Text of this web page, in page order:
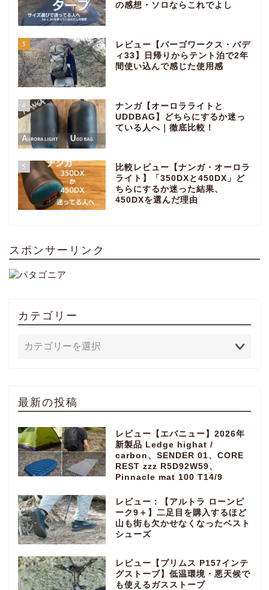
の感想・ソロならこれでよし
3
レビュー【パーゴワークス・バデ
ィ33】日帰りからテント泊で2年
間使い込んで感じた使用感
4
ナンガ【オーロラライトと
UDDBAG】どちらにするか迷っ
ている人へ｜徹底比較！
5
比較レビュー【ナンガ・オーロラ
ライト】「350DXと450DX」ど
ちらにするか迷った結果、
450DXを選んだ理由
スポンサーリンク
カテゴリー
最新の投稿
レビュー【エバニュー】2026年
新製品 Ledge highat /
carbon、SENDER 01、CORE
REST zzz R5D92W59、
Pinnacle mat 100 T14/9
レビュー：【アルトラ ローンピ
ーク9＋】二足目を購入するほど
山も街も欠かせなくなったベスト
シューズ
レビュー【プリムス P157インテ
グストーブ】低温環境・悪天候で
も使えるガスストーブ